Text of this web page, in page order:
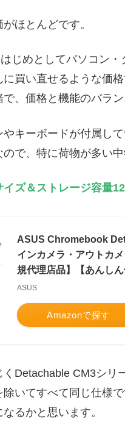
ほとんどです。
じめとしてパソコン
に買い直せるような価
、価格と機能のバラ
キーボードが付属し
で、特に荷物が多い
ズ＆ストレージ容量
ASUS Chromebook
インカメラ・アウトカ
規代理店品】【あんし
ASUS
Amazonで探す
Detachable CM3シリ
除いてすべて同じ仕様
るかと思います。